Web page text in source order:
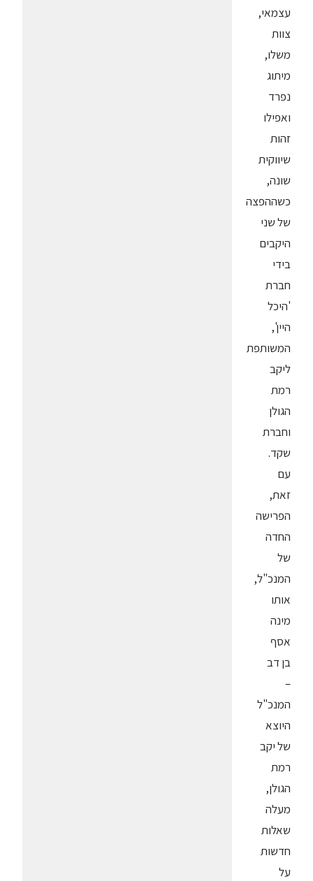
עצמאי,
צוות
משלו,
מיתוג
נפרד
ואפילו
זהות
שיווקית
שונה,
כשההפצה
של שני
היקבים
בידי
חברת
'היכל
היין',
המשותפת
ליקב
רמת
הגולן
וחברת
שקד.
עם
זאת,
הפרישה
החדה
של
המנכ"ל,
אותו
מינה
אסף
בן דב
–
המנכ"ל
היוצא
של יקב
רמת
הגולן,
מעלה
שאלות
חדשות
על